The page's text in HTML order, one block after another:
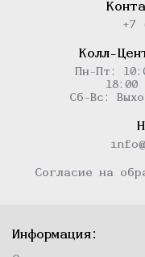
+7
Колл-
Пн-Пт:
18:00
Сб-Вс:
Согласие на
Информация: